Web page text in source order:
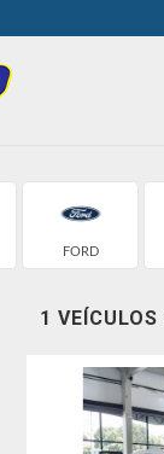
FORD
1